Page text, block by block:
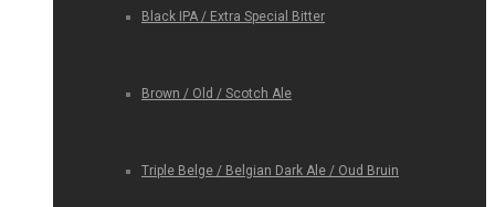
Black IPA / Extra Special Bitter
Brown / Old / Scotch Ale
Triple Belge / Belgian Dark Ale / Oud Bruin